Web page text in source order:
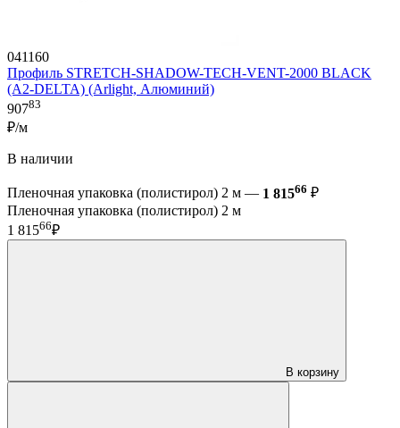
041160
Профиль STRETCH-SHADOW-TECH-VENT-2000 BLACK
(A2-DELTA) (Arlight, Алюминий)
90783
₽/м
В наличии
Пленочная упаковка (полистирол) 2 м — 1 81566 ₽
Пленочная упаковка (полистирол) 2 м
1 81566₽
В корзину